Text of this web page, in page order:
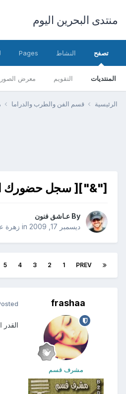
منتدى البحرين اليوم
تصفح
المنتديات التقويم معرض الصور
النشاط Pages
الرئيسية قسم الفن والطرب والدراما
["&"][ سجل حضورك
By عـاشق فنون
ديسمبر 17, 2009
زهرة
PREV
1
2
3
4
5
frashaa
مشرف قسم
القدر